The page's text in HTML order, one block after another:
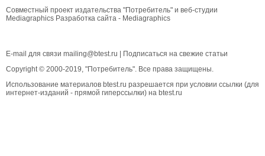
Совместный проект издательства "Потребитель" и веб-студии
Mediagraphics Разработка сайта - Mediagraphics
E-mail для связи mailing@btest.ru
Подписаться на свежие статьи
Copyright © 2000-2019, "Потребитель". Все права защищены.
Использование материалов btest.ru разрешается при условии ссылки (для
интернет-изданий - прямой гиперссылки) на btest.ru